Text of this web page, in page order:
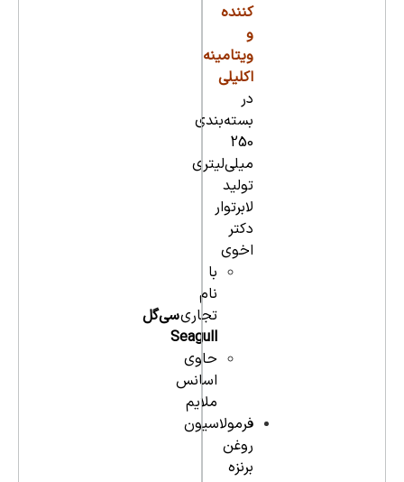
کننده
و
ویتامینه
اکلیلی
در
بسته‌بندی
250
میلی‌لیتری
تولید
لابرتوار
دکتر
اخوی
با
نام
تجاریسی‌گل
Seagull
حاوی
اسانس
ملایم
فرمولاسیون
روغن
برنزه